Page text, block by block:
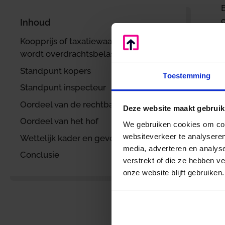
Toestemming
Deze website maakt
We gebruiken cookies om
websiteverkeer te
media, adverteren en
verstrekt of die ze hebben
onze website blijft gebruiken.
Inhoud
Koopprijs of taxatiewaarde: waarover
wordt overdrachtsbelasting betaald?
Standpunt kopers
Standpunt inspecteur
Oordeel van de rechtbank
Oordeel van het hof
Wettelijk kader en gevolgen
Conclusie